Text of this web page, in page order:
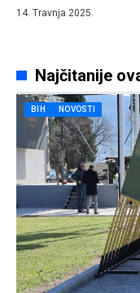
14. Travnja 2025.
Najčitanije
BIH NOVOSTI